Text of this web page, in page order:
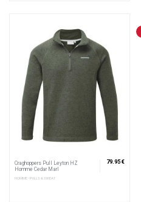
Craghoppers Pull Leyton HZ
Homme Cedar Marl
HOMME • PULLS & SWEAT
79.95 €